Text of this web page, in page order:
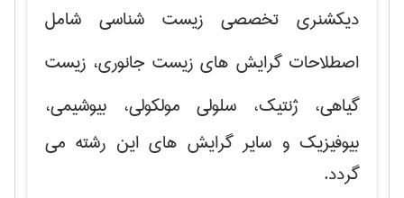
دیکشنری تخصصی زیست شناسی شامل
اصطلاحات گرایش های زیست جانوری، زیست
گیاهی، ژنتیک، سلولی مولکولی، بیوشیمی،
بیوفیزیک و سایر گرایش های این رشته می
گردد.